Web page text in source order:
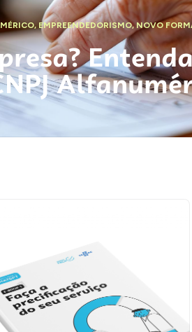
, EMPREENDEDORISMO,NOVO